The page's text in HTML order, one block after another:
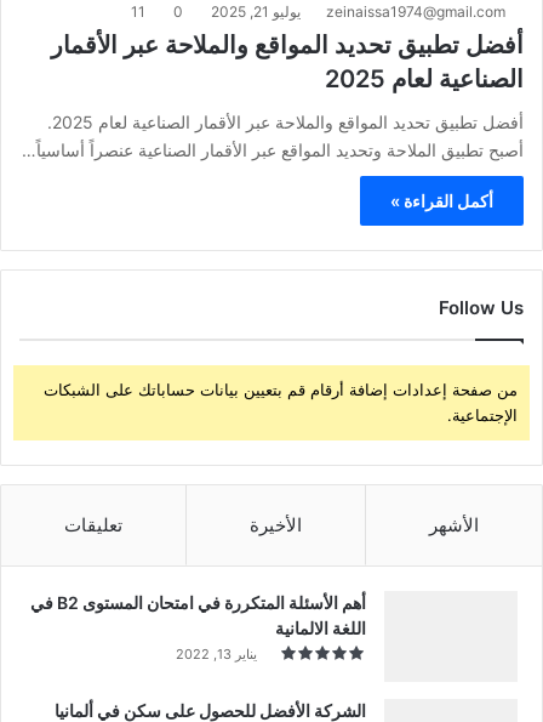
zeinaissa1974@gmail.com يوليو 21, 2025 0
11
أفضل تطبيق تحديد المواقع والملاحة عبر الأقمار
الصناعية لعام 2025
أفضل تطبيق تحديد المواقع والملاحة عبر الأقمار الصناعية لعام 2025.
أصبح تطبيق الملاحة وتحديد المواقع عبر الأقمار الصناعية عنصراً أساسياً…
أكمل القراءة »
Follow Us
من صفحة إعدادات إضافة أرقام قم بتعيين بيانات حساباتك على الشبكات
الإجتماعية.
الأشهر الأخيرة تعليقات
أهم الأسئلة المتكررة في امتحان المستوى B2 في
اللغة الالمانية
يناير 13, 2022
الشركة الأفضل للحصول على سكن في ألمانيا